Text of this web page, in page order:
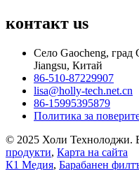
контакт us
Село Gaocheng,
Jiangsu, Китай
86-510-87229907
lisa@holly-tech.net.cn
86-15995395879
Политика за
© 2025 Холи Технолоджи.
продукти, Карта на сайта
К1 Медия, Барабанен